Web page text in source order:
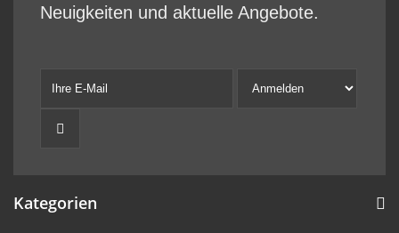
Neuigkeiten und aktuelle Angebote.
Kategorien